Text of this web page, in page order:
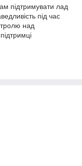
підтримувати лад
під час
над